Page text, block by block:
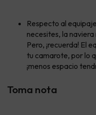
Respecto al
necesites, la
Pero, ¡recuerda! El
tu camarote, por lo
¡menos espacio
Toma nota